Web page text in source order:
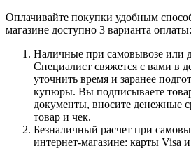
Оплачивайте покупки удобным
магазине доступно 3 варианта оплаты:
Наличные при самовывозе или
Специалист свяжется с вами в
уточнить время и заранее
купюры. Вы подписываете
документы, вносите денежные
товар и чек.
Безналичный расчет при
интернет-магазине: карты Visa